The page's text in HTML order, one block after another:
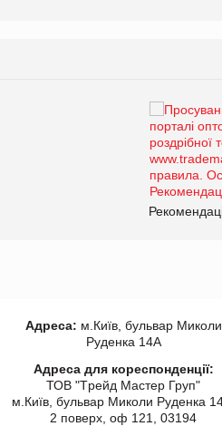
Адреса: м.Київ, бульвар Миколи
Руденка 14А
Адреса для кореспонденції:
ТОВ "Tрейд Мастер Груп"
м.Київ, бульвар Миколи Руденка
2 поверх, оф 121, 03194